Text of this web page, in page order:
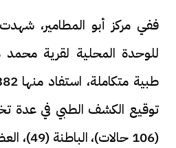
ففي مركز أبو المطامير،
للوحدة المحلية لقرية محمد
توقيع الكشف الطبي في عدة